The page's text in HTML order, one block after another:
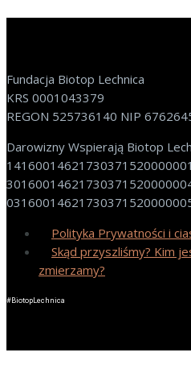
Fundacja Biotop Lechnica
KRS 0001043379
REGON 525736140 NIP
Darowizny Wspierają Biotop
Polityka Prywatności i
Skąd przyszliśmy? Kim
zmierzamy?
#BiotopLechnica